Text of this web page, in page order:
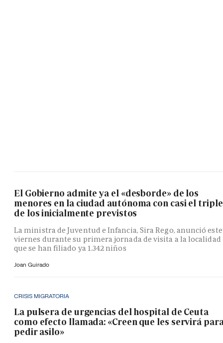
El Gobierno admite ya el «desborde» de los
menores en la ciudad autónoma con casi el triple
de los inicialmente previstos
La ministra de Juventud e Infancia, Sira Rego, anunció este
viernes durante su primera jornada de visita a la localidad
que se han filiado ya 1.342 niños
Joan Guirado
CRISIS MIGRATORIA
La pulsera de urgencias del hospital de Ceuta
como efecto llamada: «Creen que les servirá
pedir asilo»